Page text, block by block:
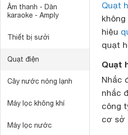
Âm thanh - Dàn
karaoke - Amply
Thiết bị sưởi
Quạt điện
Cây nước nóng lạnh
Máy lọc không khí
Máy lọc nước
Quạt
hiệu
quạt
Quạt
Nhắc
nhắc
công
cơ sở